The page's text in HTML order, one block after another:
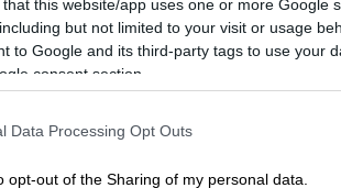
that this website/app uses one or more Google
but not limited to your visit or usage
to Google and its third-party tags to use your
consent section.
Data Processing Opt Outs
opt-out of the Sharing of my personal data.
«έκαψαν» τους
με 43άρια - Οι περιοχές